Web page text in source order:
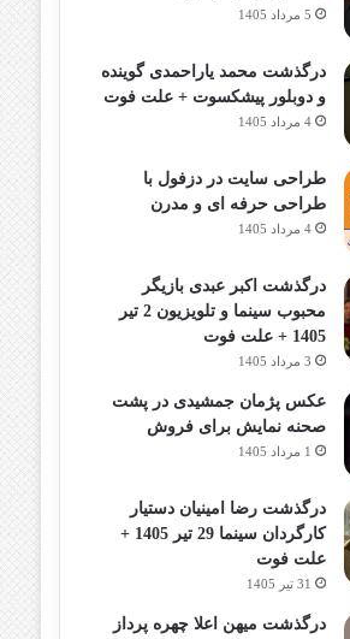
5 مرداد 1405
درگذشت محمد یاراحمدی گوینده
و دوبلور پیشکسوت + علت فوت
4 مرداد 1405
طراحی سایت در دزفول با
طراحی حرفه‌ ای و مدرن
4 مرداد 1405
درگذشت اکبر عبدی بازیگر
محبوب سینما و تلویزیون 2 تیر
1405 + علت فوت
3 مرداد 1405
عکس پژمان جمشیدی در پشت
صحنه نمایش برای فروش
1 مرداد 1405
درگذشت رضا امینیان دستیار
کارگردان سینما 29 تیر 1405 +
علت فوت
31 تیر 1405
درگذشت میهن اعلا چهره پرداز